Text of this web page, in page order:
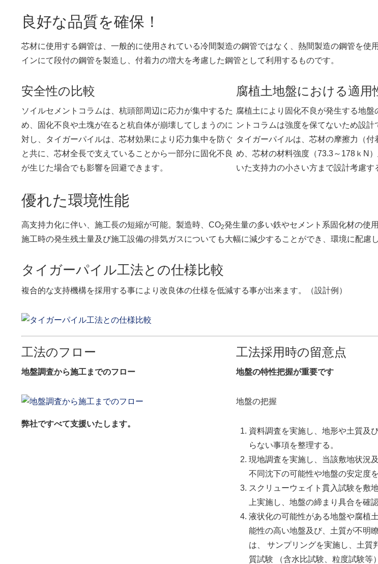
良好な品質を確保！
芯材に使用する鋼管は、一般的に使用されている冷間製造の鋼管ではなく、熱間製造の鋼管を使
インにて段付の鋼管を製造し、付着力の増大を考慮した鋼管として利用するものです。
安全性の比較
ソイルセメントコラムは、杭頭部周辺に応力が集中するた
め、固化不良や土塊が在ると杭自体が崩壊してしまうのに
対し、タイガーパイルは、芯材効果により応力集中を防ぐ
と共に、芯材全長で支えていることから一部分に固化不良
が生じた場合でも影響を回避できます。
腐植土地盤における適用
腐植土により固化不良が発生する地盤
ントコラムは強度を保てないため設計
タイガーパイルは、芯材の摩擦力（付
め、芯材の材料強度（73.3～178ｋN
いた支持力の小さい方まで設計考慮す
優れた環境性能
高支持力化に伴い、施工長の短縮が可能。製造時、CO2発生量の多い鉄やセメント系固化材の使
施工時の発生残土量及び施工設備の排気ガスについても大幅に減少することができ、環境に配慮
タイガーパイル工法との仕様比較
複合的な支持機構を採用する事により改良体の仕様を低減する事が出来ます。（設計例）
工法のフロー
地盤調査から施工までのフロー
弊社ですべて支援いたします。
工法採用時の留意点
地盤の特性把握が重要です
地盤の把握
資料調査を実施し、地形や土質及
らない事項を整理する。
現地調査を実施し、当該敷地状況
不同沈下の可能性や地盤の安定度を
スクリューウェイト貫入試験を敷
上実施し、地盤の締まり具合を確認
液状化の可能性がある地盤や腐植
能性の高い地盤及び、土質が不明
は、 サンプリングを実施し、土質
質試験 （含水比試験、粒度試験等